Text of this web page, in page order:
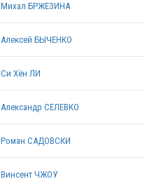
Михал БРЖЕЗИНА
Алексей БЫЧЕНКО
Си Хён ЛИ
Александр СЕЛЕВКО
Роман САДОВСКИ
Винсент ЧЖОУ